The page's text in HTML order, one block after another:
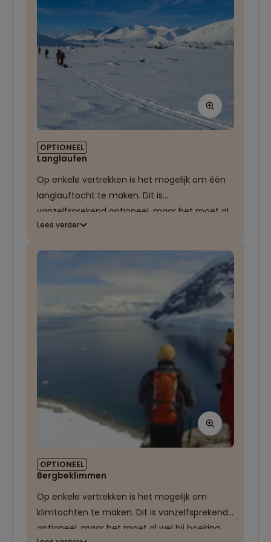
vreemde maar o zo mooie gewaarwording
om de oneindige ijsvlakte in het zachte, bijna
onaardse schemerlicht gebaad te zien.
OPTIONEEL
Langlaufen
Op enkele vertrekken is het mogelijk om één
langlauftocht te maken. Dit is
vanzelfsprekend optioneel, maar het moet al
wel bij boeking worden aangegeven en is ook
Lees verder
OPTIONEEL
Bergbeklimmen
Op enkele vertrekken is het mogelijk om
klimtochten te maken. Dit is vanzelfsprekend
optioneel, maar het moet al wel bij boeking